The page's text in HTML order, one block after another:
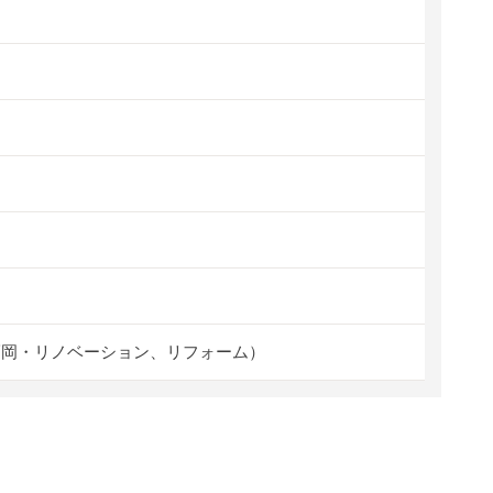
・リノベーション、リフォーム）